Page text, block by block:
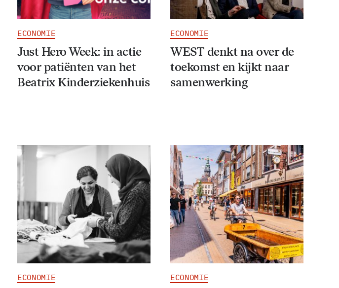
ECONOMIE
Just Hero Week: in actie
voor patiënten van het
Beatrix Kinderziekenhuis
ECONOMIE
WEST denkt na over de
toekomst en kijkt naar
samenwerking
ECONOMIE ECONOMIE